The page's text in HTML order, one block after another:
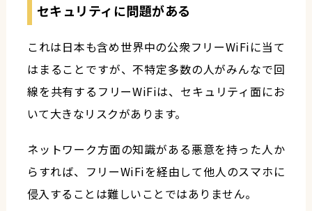
セキュリティに問題がある
これは日本も含め世界中の公衆フリーWiFiに当て
はまることですが、不特定多数の人がみんなで回
線を共有するフリーWiFiは、セキュリティ面にお
いて大きなリスクがあります。
ネットワーク方面の知識がある悪意を持った人か
らすれば、フリーWiFiを経由して他人のスマホに
侵入することは難しいことではありません。